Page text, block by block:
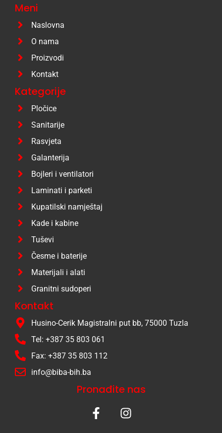
Meni
Naslovna
O nama
Proizvodi
Kontakt
Kategorije
Pločice
Sanitarije
Rasvjeta
Galanterija
Bojleri i ventilatori
Laminati i parketi
Kupatilski namještaj
Kade i kabine
Tuševi
Česme i baterije
Materijali i alati
Granitni sudoperi
Kontakt
Husino-Cerik Magistralni put bb, 75000 Tuzla
Tel: +387 35 803 061
Fax: +387 35 803 112
info@biba-bih.ba
Pronađite nas